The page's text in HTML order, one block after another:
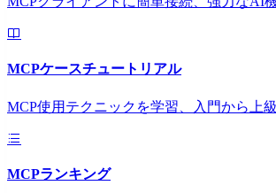
MCPケースチュートリアル
MCP使用テクニックを学習、入門から上
MCPランキング